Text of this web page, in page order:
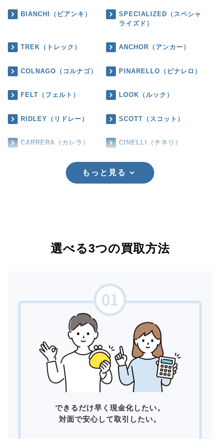
BIANCHI（ビアンキ）
SPECIALIZED（スペシャ
ライズド）
TREK（トレック） ANCHOR（アンカー）
COLNAGO（コルナゴ） PINARELLO（ピナレロ）
FELT（フェルト） LOOK（ルック）
RIDLEY（リドレー） SCOTT（スコット）
CARRERA（カレラ） CINELLI（チネリ）
もっと見る
選べる3つの買取方法
できるだけ早く現金化したい。
対面で安心して取引したい。